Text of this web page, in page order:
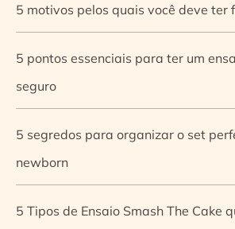
5 motivos pelos quais você deve ter
5 pontos essenciais para ter um
seguro
5 segredos para organizar o set
newborn
5 Tipos de Ensaio Smash The Cake